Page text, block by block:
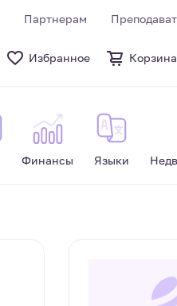
Партнерам
Избранное Корзина
Финансы Языки